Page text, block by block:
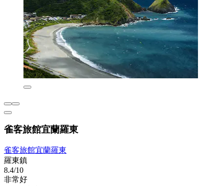
雀客旅館宜蘭羅東
雀客旅館宜蘭羅東
羅東鎮
8.4/10
非常好